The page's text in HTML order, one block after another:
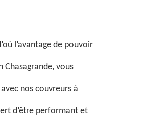
l’avantage de pouvoir
Chasagrande, vous
nos couvreurs à
d’être performant et